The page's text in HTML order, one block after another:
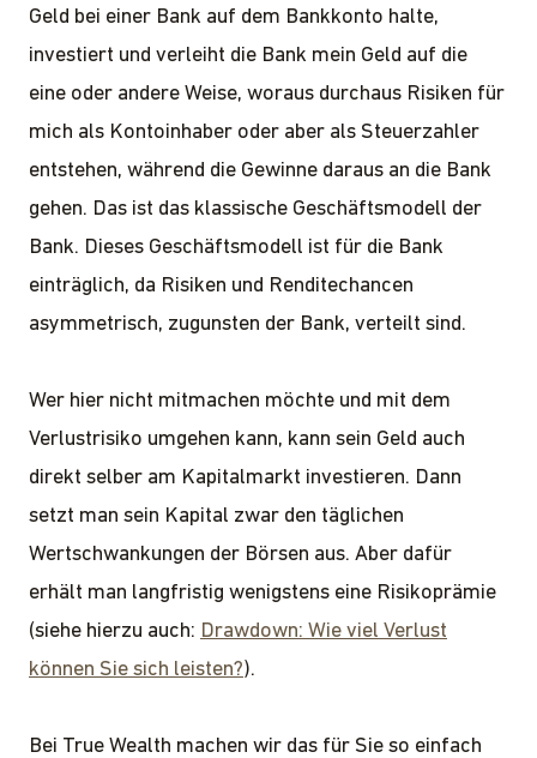
Geld bei einer Bank auf dem Bankkonto halte,
investiert und verleiht die Bank mein Geld auf die
eine oder andere Weise, woraus durchaus Risiken für
mich als Kontoinhaber oder aber als Steuerzahler
entstehen, während die Gewinne daraus an die Bank
gehen. Das ist das klassische Geschäftsmodell der
Bank. Dieses Geschäftsmodell ist für die Bank
einträglich, da Risiken und Renditechancen
asymmetrisch, zugunsten der Bank, verteilt sind.
Wer hier nicht mitmachen möchte und mit dem
Verlustrisiko umgehen kann, kann sein Geld auch
direkt selber am Kapitalmarkt investieren. Dann
setzt man sein Kapital zwar den täglichen
Wertschwankungen der Börsen aus. Aber dafür
erhält man langfristig wenigstens eine Risikoprämie
(siehe hierzu auch: Drawdown: Wie viel Verlust
können Sie sich leisten?).
Bei True Wealth machen wir das für Sie so einfach